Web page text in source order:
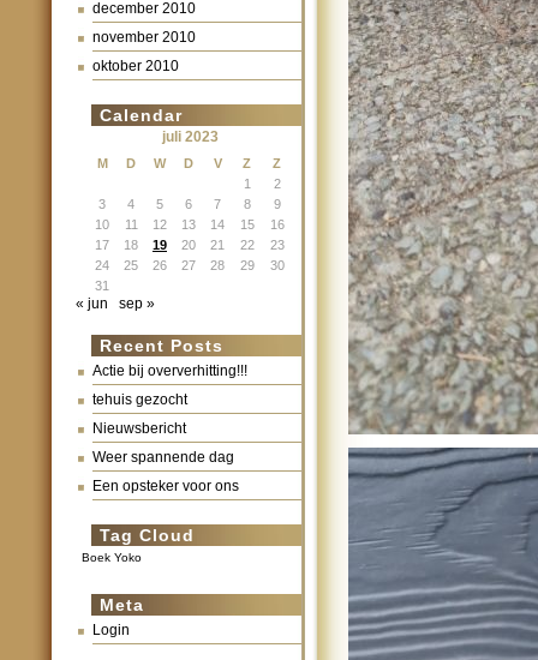
december 2010
november 2010
oktober 2010
Calendar
juli 2023
M D W D V Z
Z
1
2
3
4 5 6 7 8
9
10
11 12 13 14 15
16
17
18 19 20 21 22
23
24
25 26 27 28 29
30
31
« jun sep »
Recent Posts
Actie bij oververhitting!!!
tehuis gezocht
Nieuwsbericht
Weer spannende dag
Een opsteker voor ons
Tag Cloud
Boek Yoko
Meta
Login